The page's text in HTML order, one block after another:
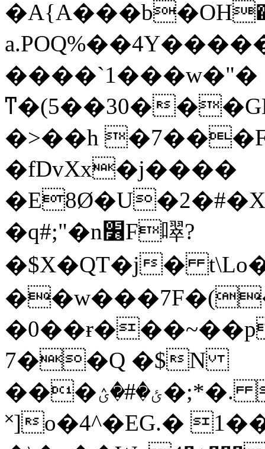
����`1���w�"�
ͳ�(5��30�
�>��h
�fDvXx�j����
�q#;"�n׶F噿?
�$X�QT�j�
7��Q �$N
���ئ�#�ؽ�;*�. ��LLÀ1�J�0�i6 �#
˟]o�4^�EG.�